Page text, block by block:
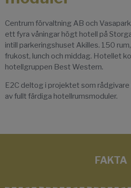
Centrum förvaltning AB och
ett fyra våningar högt hotell på
intill parkeringshuset Akilles. 150
frukost, lunch och middag. Hotellet
hotellgruppen Best Western.
E2C deltog i projektet som
av fullt färdiga hotellrumsmoduler.
FAKTA